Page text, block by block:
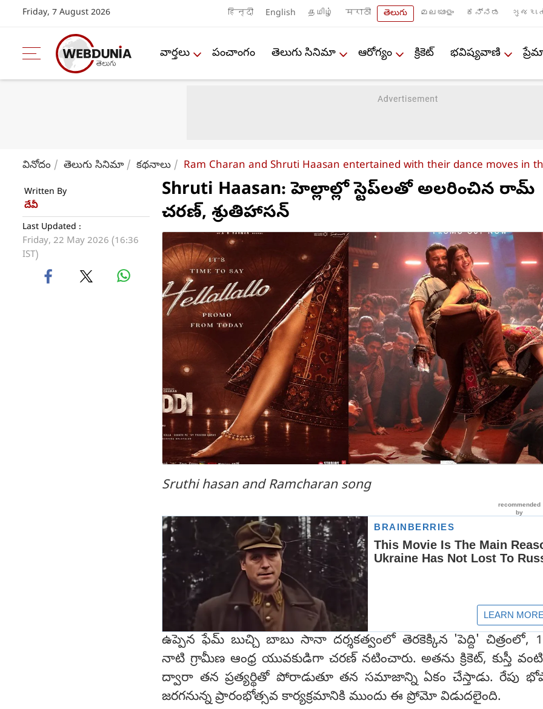
Friday, 7 August 2026 हिन्दी English தமிழ் मराठी తెలుగు മലയാളം ಕನ್ನಡ
వార్తలు పంచాంగం తెలుగు సినిమా ఆరోగ్యం క్రికెట్ భవిష్యవాణి
వినోదం తెలుగు సినిమా కథనాలు Ram Charan and Shruti Haasan entertained with their dance moves in
Written By
దేవీ
Last Updated :
Friday, 22 May 2026 (16:36
IST)
Shruti Haasan: హెల్లాల్లో స్టెప్‌లతో అలరించిన రామ్
చరణ్, శ్రుతిహాసన్
Sruthi hasan and Ramcharan song
ఉప్పెన ఫేమ్ బుచ్చి బాబు సానా దర్శకత్వంలో తెరకెక్కిన 'పెద్ది' చిత్రంలో,
నాటి గ్రామీణ ఆంధ్ర యువకుడిగా చరణ్ నటించారు. అతను క్రికెట్, కుస్తీ వంటి
ద్వారా తన ప్రత్యర్థితో పోరాడుతూ తన సమాజాన్ని ఏకం చేస్తాడు. రేపు
జరగనున్న ప్రారంభోత్సవ కార్యక్రమానికి ముందు ఈ ప్రోమో విడుదలైంది.